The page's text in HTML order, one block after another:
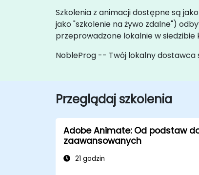
Szkolenia z animacji dostępne są
jako "szkolenie na żywo zdalne")
przeprowadzone lokalnie w
NobleProg -- Twój lokalny dostawca
Przeglądaj szkolenia
Adobe Animate: Od podstaw
zaawansowanych
21 godzin